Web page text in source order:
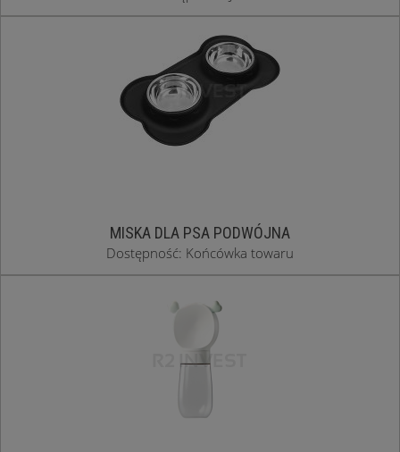
MISKA DLA PSA PODWÓJNA
Dostępność: Końcówka towaru